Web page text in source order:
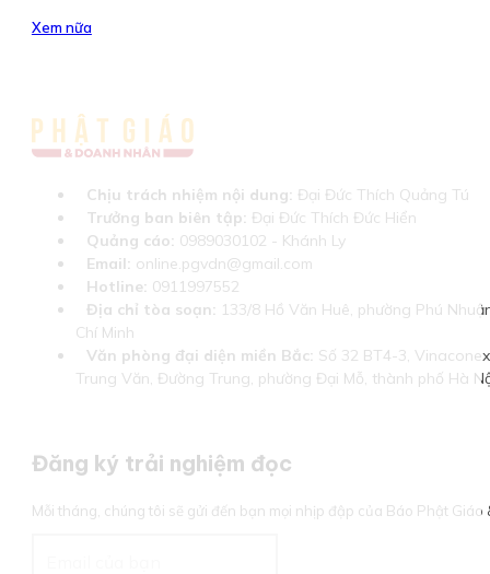
Xem nữa
Chịu trách nhiệm nội dung: Đại Đức Thích Quảng Tú
Trưởng ban biên tập: Đại Đức Thích Đức Hiển
Quảng cáo: 0989030102 - Khánh Ly
Email: online.pgvdn@gmail.com
Hotline: 0911997552
Địa chỉ tòa soạn: 133/8 Hồ Văn Huê, phường Phú
Chí Minh
Văn phòng đại diện miền Bắc: Số 32 BT4-3,
Trung Văn, Đường Trung, phường Đại Mỗ, thành phố Hà
Đăng ký trải nghiệm đọc
Mỗi tháng, chúng tôi sẽ gửi đến bạn mọi nhịp đập của Báo Phật Giáo